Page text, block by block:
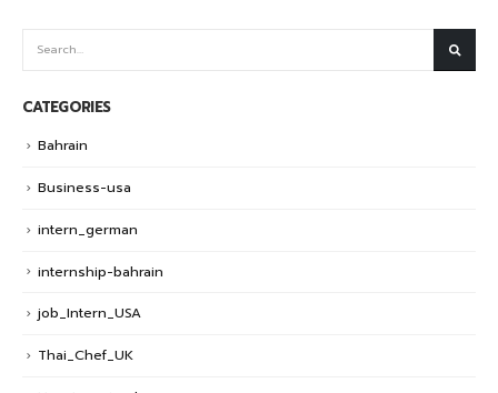
CATEGORIES
Bahrain
Business-usa
intern_german
internship-bahrain
job_Intern_USA
Thai_Chef_UK